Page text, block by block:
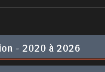
- 2020 à 2026